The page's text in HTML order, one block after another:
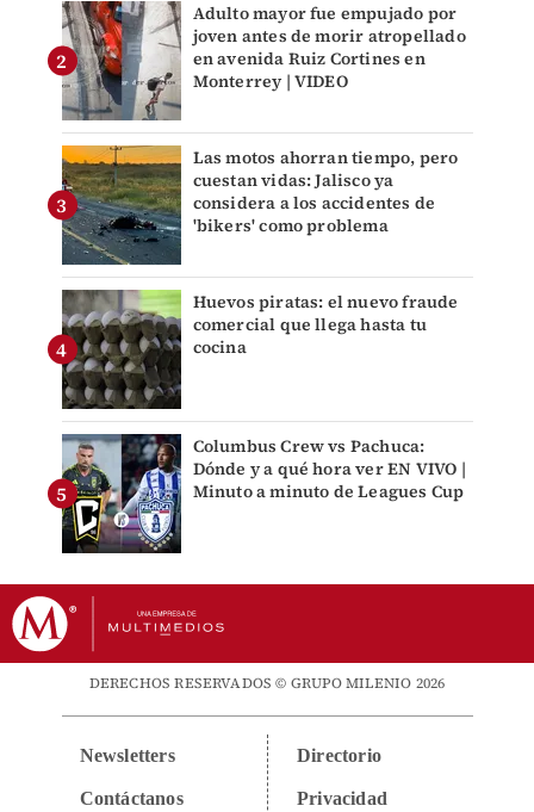
Adulto mayor fue empujado por
joven antes de morir atropellado
en avenida Ruiz Cortines en
Monterrey | VIDEO
Las motos ahorran tiempo, pero
cuestan vidas: Jalisco ya
considera a los accidentes de
'bikers' como problema
Huevos piratas: el nuevo fraude
comercial que llega hasta tu
cocina
Columbus Crew vs Pachuca:
Dónde y a qué hora ver EN VIVO |
Minuto a minuto de Leagues Cup
DERECHOS RESERVADOS © GRUPO MILENIO 2026
Newsletters
Contáctanos
Directorio
Privacidad